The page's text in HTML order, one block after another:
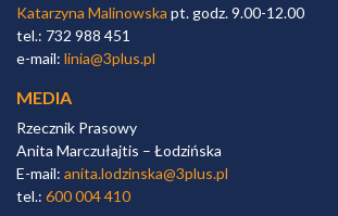
Katarzyna Malinowska pt. godz. 9.00-12.00
tel.: 732 988 451
e-mail: linia@3plus.pl
MEDIA
Rzecznik Prasowy
Anita Marczułajtis – Łodzińska
E-mail: anita.lodzinska@3plus.pl
tel.: 600 004 410